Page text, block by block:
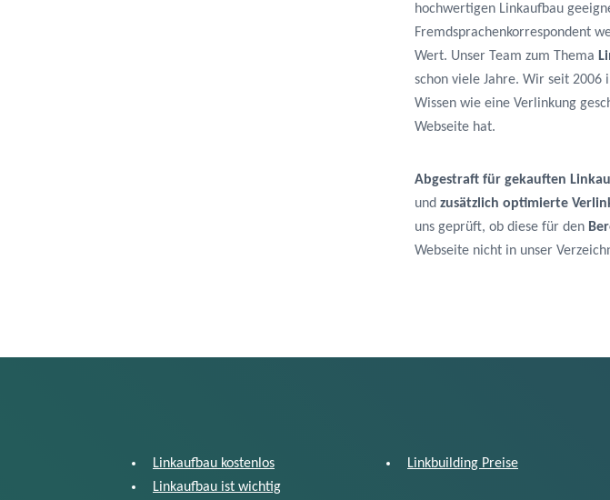
hochwertigen Linkaufbau
Fremdsprachenkorrespondent
Wert. Unser Team zum Thema
schon viele Jahre. Wir seit 2006
Wissen wie eine Verlinkung
Webseite hat.
Abgestraft für gekauften
und zusätzlich optimierte
uns geprüft, ob diese für den
Webseite nicht in unser
Linkaufbau kostenlos
Linkaufbau ist wichtig
Linkbuilding Preise